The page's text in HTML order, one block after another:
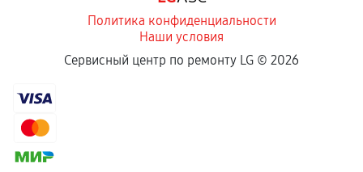
Если комплектующие куплены
сохраняться полностью или частично, если
соблюдены следующие условия:
Политика конфиденциальности
Наши условия
Сервисный центр по ремонту LG © 2026